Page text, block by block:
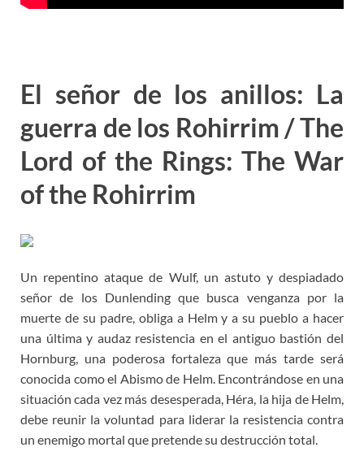
El señor de los anillos: La
guerra de los Rohirrim / The
Lord of the Rings: The War
of the Rohirrim
Un repentino ataque de Wulf, un astuto y despiadado
señor de los Dunlending que busca venganza por la
muerte de su padre, obliga a Helm y a su pueblo a hacer
una última y audaz resistencia en el antiguo bastión del
Hornburg, una poderosa fortaleza que más tarde será
conocida como el Abismo de Helm. Encontrándose en una
situación cada vez más desesperada, Héra, la hija de Helm,
debe reunir la voluntad para liderar la resistencia contra
un enemigo mortal que pretende su destrucción total.